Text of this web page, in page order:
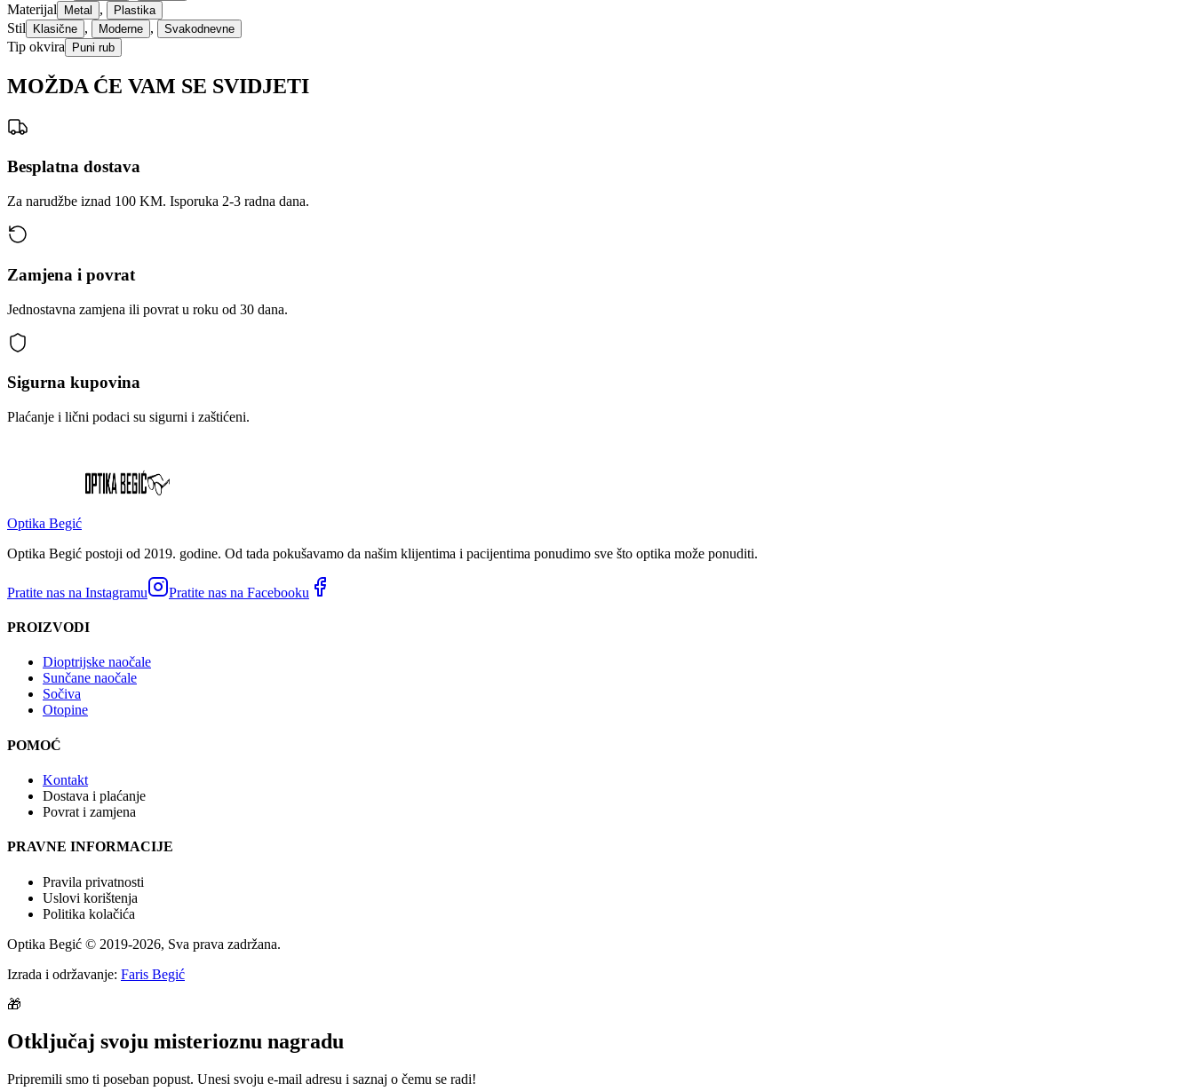
Materijal Metal , Plastika
Stil Klasične , Moderne , Svakodnevne
Tip okvira Puni rub
MOŽDA ĆE VAM SE SVIDJETI
Besplatna dostava
Za narudžbe iznad 100 KM. Isporuka 2-3 radna dana.
Zamjena i povrat
Jednostavna zamjena ili povrat u roku od 30 dana.
Sigurna kupovina
Plaćanje i lični podaci su sigurni i zaštićeni.
Optika Begić
Optika Begić postoji od 2019. godine. Od tada pokušavamo da našim klijentima i pacijentima ponudimo sve što optika može ponuditi.
Pratite nas na Instagramu Pratite nas na Facebooku
PROIZVODI
Dioptrijske naočale
Sunčane naočale
Sočiva
Otopine
POMOĆ
Kontakt
Dostava i plaćanje
Povrat i zamjena
PRAVNE INFORMACIJE
Pravila privatnosti
Uslovi korištenja
Politika kolačića
Optika Begić © 2019-2026, Sva prava zadržana.
Izrada i održavanje: Faris Begić
🎁
Otključaj svoju misterioznu nagradu
Pripremili smo ti poseban popust. Unesi svoju e-mail adresu i saznaj o čemu se radi!